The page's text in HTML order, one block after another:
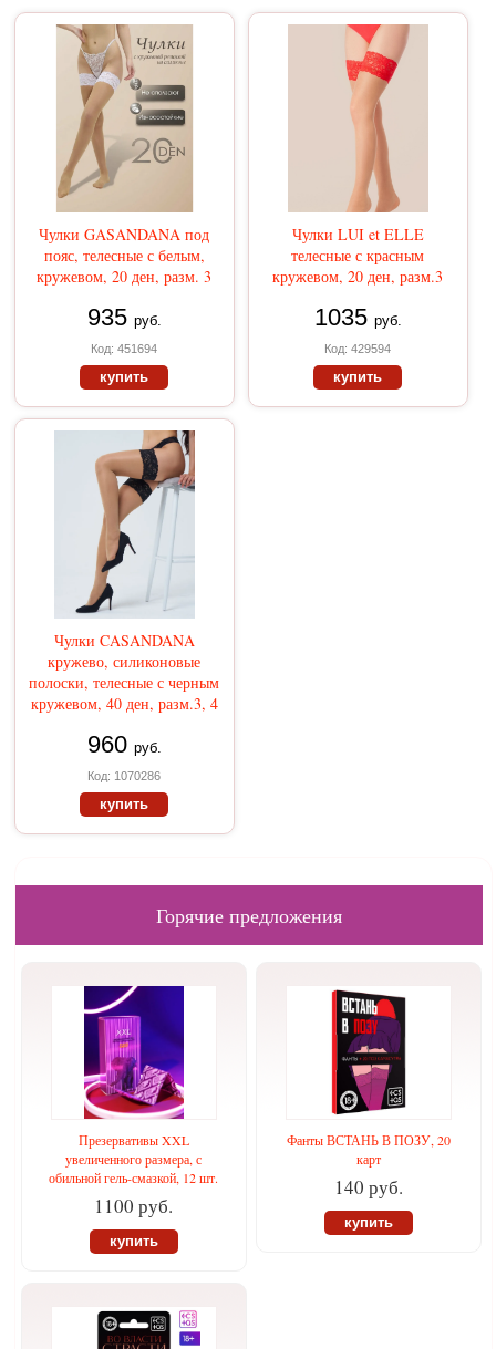
Чулки GASANDANA под
пояс, телесные с белым,
кружевом, 20 ден, разм. 3
935 руб.
Код: 451694
купить
Чулки LUI et ELLE
телесные с красным
кружевом, 20 ден, разм.3
1035 руб.
Код: 429594
купить
Чулки CASANDANA
кружево, силиконовые
полоски, телесные с черным
кружевом, 40 ден, разм.3, 4
960 руб.
Код: 1070286
купить
Горячие предложения
Презервативы XXL
увеличенного размера, с
обильной гель-смазкой, 12 шт.
1100 руб.
купить
Фанты ВСТАНЬ В ПОЗУ, 20
карт
140 руб.
купить